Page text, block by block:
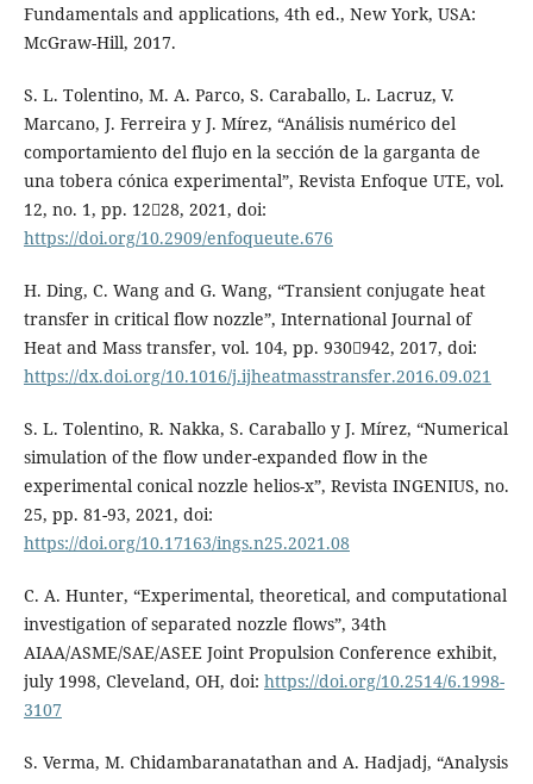
Fundamentals and applications, 4th ed., New York, USA:
McGraw-Hill, 2017.
S. L. Tolentino, M. A. Parco, S. Caraballo, L. Lacruz, V.
Marcano, J. Ferreira y J. Mírez, “Análisis numérico del
comportamiento del flujo en la sección de la garganta de
una tobera cónica experimental”, Revista Enfoque UTE, vol.
12, no. 1, pp. 1228, 2021, doi:
https://doi.org/10.2909/enfoqueute.676
H. Ding, C. Wang and G. Wang, “Transient conjugate heat
transfer in critical flow nozzle”, International Journal of
Heat and Mass transfer, vol. 104, pp. 930942, 2017, doi:
https://dx.doi.org/10.1016/j.ijheatmasstransfer.2016.09.021
S. L. Tolentino, R. Nakka, S. Caraballo y J. Mírez, “Numerical
simulation of the flow under-expanded flow in the
experimental conical nozzle helios-x”, Revista INGENIUS, no.
25, pp. 81-93, 2021, doi:
https://doi.org/10.17163/ings.n25.2021.08
C. A. Hunter, “Experimental, theoretical, and computational
investigation of separated nozzle flows”, 34th
AIAA/ASME/SAE/ASEE Joint Propulsion Conference exhibit,
july 1998, Cleveland, OH, doi: https://doi.org/10.2514/6.1998-
3107
S. Verma, M. Chidambaranatathan and A. Hadjadj, “Analysis